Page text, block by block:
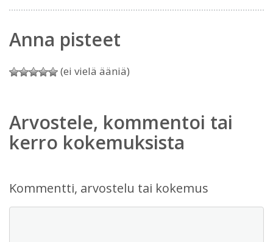
Anna pisteet
(ei vielä ääniä)
Arvostele, kommentoi tai
kerro kokemuksista
Kommentti, arvostelu tai kokemus